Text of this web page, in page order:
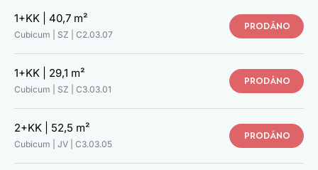
C3.03.01
C3.03.02
C3.03.03
C3.03.04
C3.03.05
C3.03.08
C3.03.09
C4.03.01
1+KK | 40,7 m²
Cubicum | SZ | C2.03.07
PRODÁNO
1+KK | 29,1 m²
Cubicum | SZ | C3.03.01
PRODÁNO
2+KK | 52,5 m²
Cubicum | JV | C3.03.05
PRODÁNO